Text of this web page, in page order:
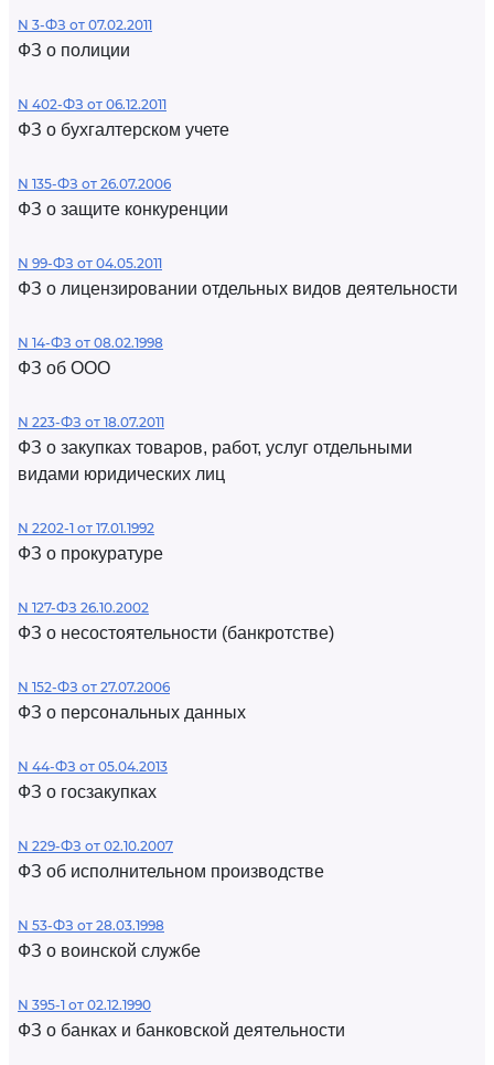
N 3-ФЗ от 07.02.2011
ФЗ о полиции
N 402-ФЗ от 06.12.2011
ФЗ о бухгалтерском учете
N 135-ФЗ от 26.07.2006
ФЗ о защите конкуренции
N 99-ФЗ от 04.05.2011
ФЗ о лицензировании отдельных видов деятельности
N 14-ФЗ от 08.02.1998
ФЗ об ООО
N 223-ФЗ от 18.07.2011
ФЗ о закупках товаров, работ, услуг отдельными
видами юридических лиц
N 2202-1 от 17.01.1992
ФЗ о прокуратуре
N 127-ФЗ 26.10.2002
ФЗ о несостоятельности (банкротстве)
N 152-ФЗ от 27.07.2006
ФЗ о персональных данных
N 44-ФЗ от 05.04.2013
ФЗ о госзакупках
N 229-ФЗ от 02.10.2007
ФЗ об исполнительном производстве
N 53-ФЗ от 28.03.1998
ФЗ о воинской службе
N 395-1 от 02.12.1990
ФЗ о банках и банковской деятельности